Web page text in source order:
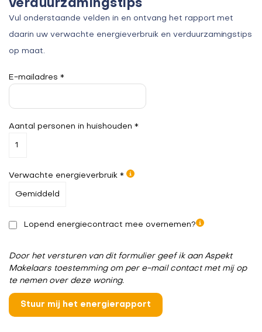
verduurzamingstips
Vul onderstaande velden in en ontvang het rapport met
daarin uw verwachte energieverbruik en verduurzamingstips
op maat.
E-mailadres *
Aantal personen in huishouden *
Verwachte energieverbruik *
Lopend energiecontract mee overnemen?
Door het versturen van dit formulier geef ik aan Aspekt
Makelaars toestemming om per e-mail contact met mij op
te nemen over deze woning.